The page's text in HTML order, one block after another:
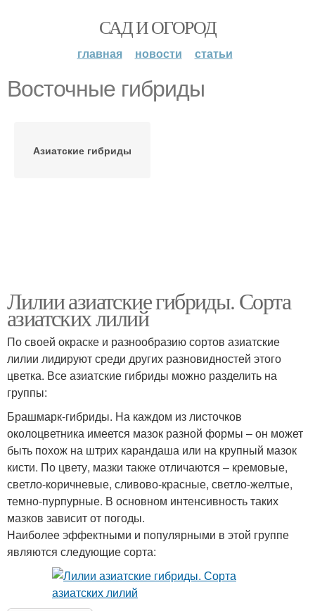
САД И ОГОРОД
главная новости статьи
Восточные гибриды
Азиатские гибриды
Лилии азиатские гибриды. Сорта
азиатских лилий
По своей окраске и разнообразию сортов азиатские
лилии лидируют среди других разновидностей этого
цветка. Все азиатские гибриды можно разделить на
группы:
Брашмарк-гибриды. На каждом из листочков
околоцветника имеется мазок разной формы – он может
быть похож на штрих карандаша или на крупный мазок
кисти. По цвету, мазки также отличаются – кремовые,
светло-коричневые, сливово-красные, светло-желтые,
темно-пурпурные. В основном интенсивность таких
мазков зависит от погоды.
Наиболее эффектными и популярными в этой группе
являются следующие сорта: